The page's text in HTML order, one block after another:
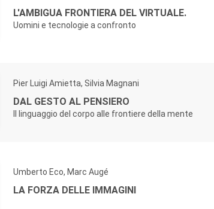
L'AMBIGUA FRONTIERA DEL VIRTUALE.
Uomini e tecnologie a confronto
Pier Luigi Amietta, Silvia Magnani
DAL GESTO AL PENSIERO
Il linguaggio del corpo alle frontiere della mente
Umberto Eco, Marc Augé
LA FORZA DELLE IMMAGINI